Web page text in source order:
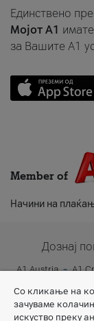
Единствено
Мојот A1
за Вашите A1
Member of
Начини на
Дознај
A1 Austria A1
Со кликање на
зачуваме
искуство преку